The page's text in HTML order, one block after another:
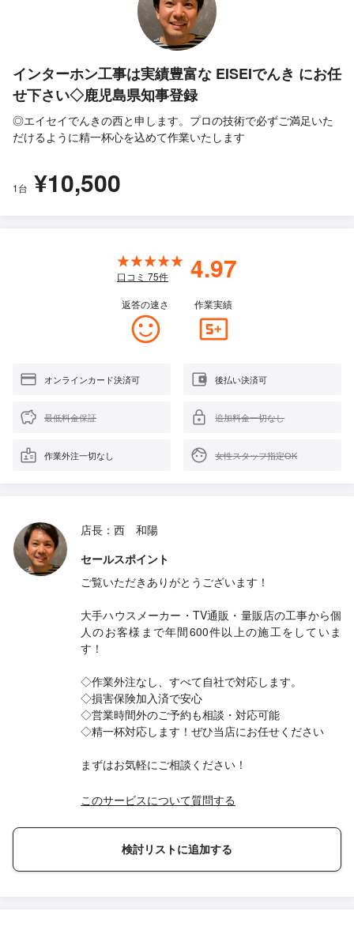
インターホン工事は実績豊富な EISEIでんき にお任
せ下さい◇鹿児島県知事登録
◎エイセイでんきの西と申します。プロの技術で必ずご満足いた
だけるように精一杯心を込めて作業いたします
1台 ¥10,500
口コミ 75件 4.97
返答の速さ 作業実績
オンラインカード決済可 後払い決済可
最低料金保証 追加料金一切なし
作業外注一切なし 女性スタッフ指定OK
店長：西 和陽
セールスポイント
ご覧いただきありがとうございます！
大手ハウスメーカー・TV通販・量販店の工事から個
人のお客様まで年間600件以上の施工をしていま
す！
◇作業外注なし、すべて自社で対応します。
◇損害保険加入済で安心
◇営業時間外のご予約も相談・対応可能
◇精一杯対応します！ぜひ当店にお任せください
まずはお気軽にご相談ください！
このサービスについて質問する
検討リストに追加する